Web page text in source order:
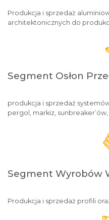
Produkcja i sprzedaż
architektonicznych do
Segment Osłon
produkcja i sprzedaż
pergol, markiz,
Segment Wyrobów
Produkcja i sprzedaż profili